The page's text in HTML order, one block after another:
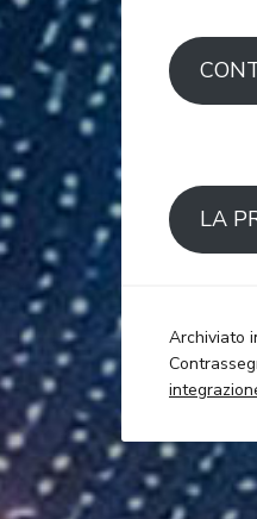
LA
Archiviato